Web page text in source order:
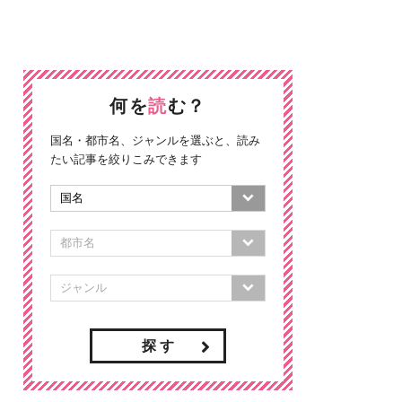
何を読む？
国名・都市名、ジャンルを選ぶと、読み
たい記事を絞りこみできます
探 す